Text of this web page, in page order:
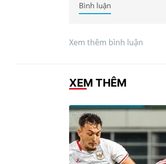
Bình luận
Xem thêm bình luận
XEM THÊM